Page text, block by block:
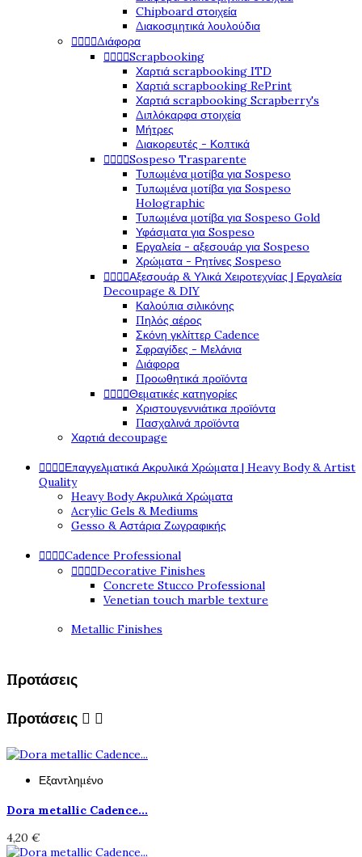
Chipboard στοιχεία
Διακοσμητικά λουλούδια
Διάφορα
Scrapbooking
Χαρτιά scrapbooking ITD
Χαρτιά scrapbooking RePrint
Χαρτιά scrapbooking Scrapberry's
Διπλόκαρφα στοιχεία
Μήτρες
Διακορευτές - Κοπτικά
Sospeso Trasparente
Τυπωμένα μοτίβα για Sospeso
Τυπωμένα μοτίβα για Sospeso
Holographic
Τυπωμένα μοτίβα για Sospeso Gold
Υφάσματα για Sospeso
Εργαλεία - αξεσουάρ για Sospeso
Χρώματα - Ρητίνες Sospeso
Αξεσουάρ & Υλικά Χειροτεχνίας | Εργαλεία
Decoupage & DIY
Καλούπια σιλικόνης
Πηλός αέρος
Σκόνη γκλίττερ Cadence
Σφραγίδες - Μελάνια
Διάφορα
Προωθητικά προϊόντα
Θεματικές κατηγορίες
Χριστουγεννιάτικα προϊόντα
Πασχαλινά προϊόντα
Χαρτιά decoupage
Επαγγελματικά Ακρυλικά Χρώματα | Heavy Body & Artist
Quality
Heavy Body Ακρυλικά Χρώματα
Acrylic Gels & Mediums
Gesso & Αστάρια Ζωγραφικής
Cadence Professional
Decorative Finishes
Concrete Stucco Professional
Venetian touch marble texture
Metallic Finishes
Προτάσεις
Προτάσεις  
Εξαντλημένο
Dora metallic Cadence...
4,20 €